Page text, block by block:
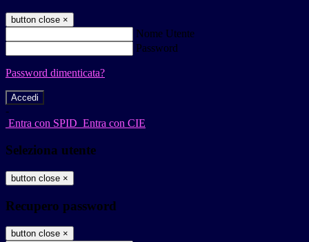
button close ×
Nome Utente
Password
Password dimenticata?
-
Entra con SPID Entra con CIE
Seleziona utente
button close ×
Recupero password
button close ×